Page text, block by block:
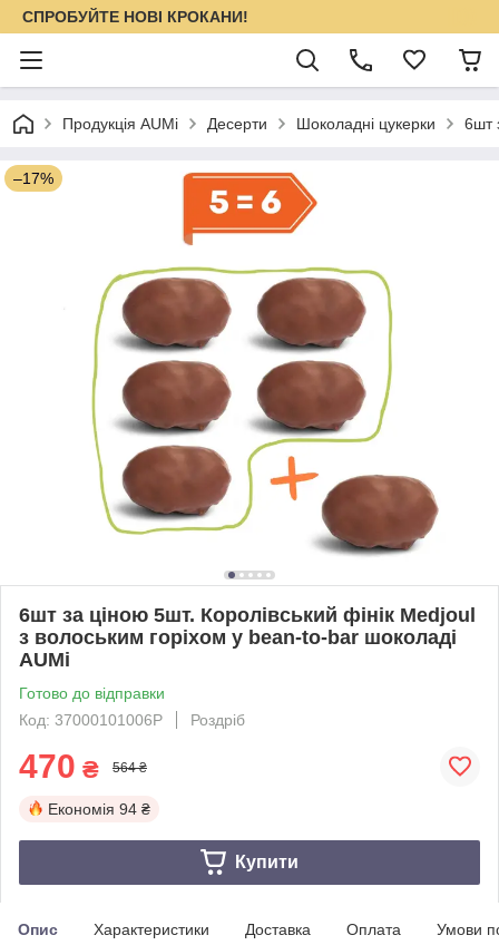
СПРОБУЙТЕ НОВІ КРОКАНИ!
Продукція AUMi Десерти Шоколадні цукерки 6шт
–17%
6шт за ціною 5шт. Королівський фінік Medjoul
з волоським горіхом у bean-to-bar шоколаді
AUMi
Готово до відправки
Код: 37000101006P
Роздріб
470 ₴ 564 ₴
Економія 94 ₴
Купити
Опис Характеристики Доставка Оплата Умови